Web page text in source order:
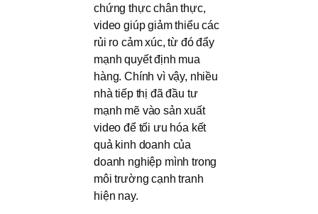
chứng thực chân thực,
video giúp giảm thiểu các
rủi ro cảm xúc, từ đó đẩy
mạnh quyết định mua
hàng. Chính vì vậy, nhiều
nhà tiếp thị đã đầu tư
mạnh mẽ vào sản xuất
video để tối ưu hóa kết
quả kinh doanh của
doanh nghiệp mình trong
môi trường cạnh tranh
hiện nay.